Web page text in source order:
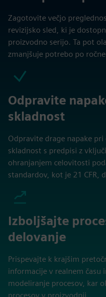
Zagotovite večjo
revizijsko sled, ki je
proizvodno serijo. Ta pot
zmanjšuje potrebo po
Odpravite
skladnost
Odpravite drage napake
skladnost s predpisi z
ohranjanjem celovitosti
standardov, kot je 21 CFR,
Izboljšajte
delovanje
Prispevajte k krajšim
informacije v realnem
modeliranje procesov, kar